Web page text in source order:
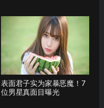
表面君子实为家暴恶魔！7
位男星真面目曝光